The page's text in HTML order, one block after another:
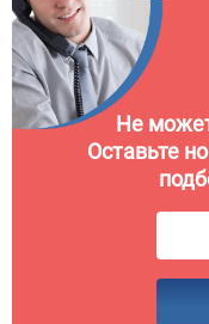
Не
Оставьте